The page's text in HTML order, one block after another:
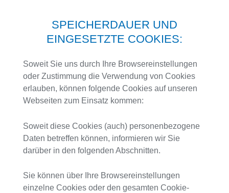
SPEICHERDAUER UND
EINGESETZTE COOKIES:
Soweit Sie uns durch Ihre Browsereinstellungen
oder Zustimmung die Verwendung von Cookies
erlauben, können folgende Cookies auf unseren
Webseiten zum Einsatz kommen:
Soweit diese Cookies (auch) personenbezogene
Daten betreffen können, informieren wir Sie
darüber in den folgenden Abschnitten.
Sie können über Ihre Browsereinstellungen
einzelne Cookies oder den gesamten Cookie-